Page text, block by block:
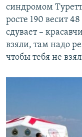
синдромом
росте 190 весит
сдувает –
взяли, там надо
чтобы тебя не